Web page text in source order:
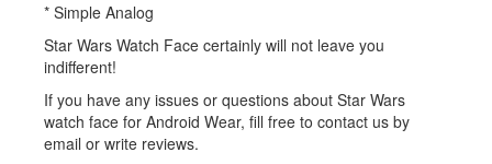
* Simple Analog
Star Wars Watch Face certainly will not leave you
indifferent!
If you have any issues or questions about Star Wars
watch face for Android Wear, fill free to contact us by
email or write reviews.